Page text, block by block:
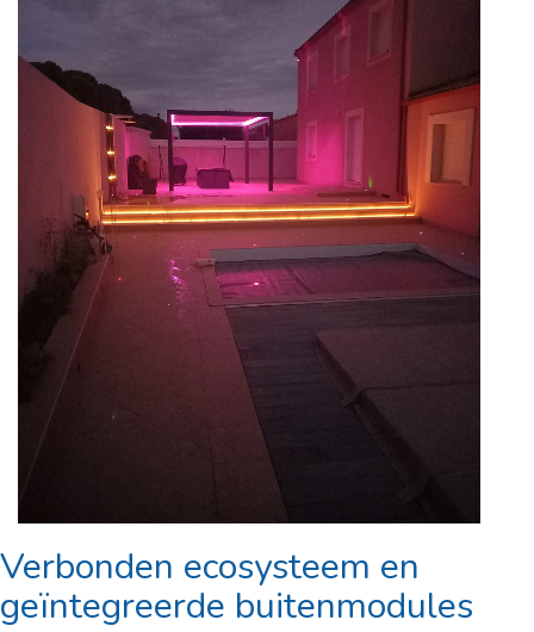
Verbonden ecosysteem en
geïntegreerde buitenmodules